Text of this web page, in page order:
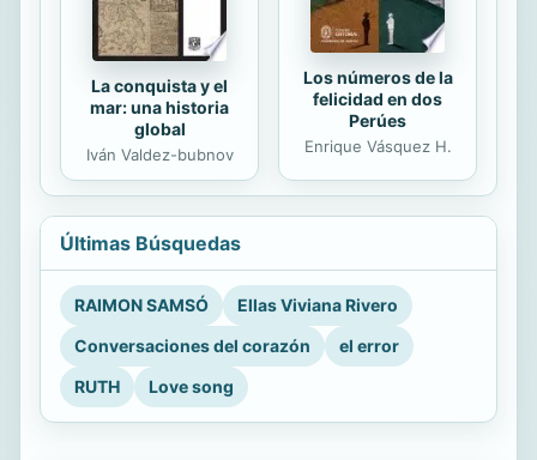
La conquista y el
mar: una historia
global
Iván Valdez-bubnov
Los números de la
felicidad en dos
Perúes
Enrique Vásquez H.
Últimas Búsquedas
RAIMON SAMSÓ
Ellas Viviana Rivero
Conversaciones del corazón
el error
RUTH
Love song